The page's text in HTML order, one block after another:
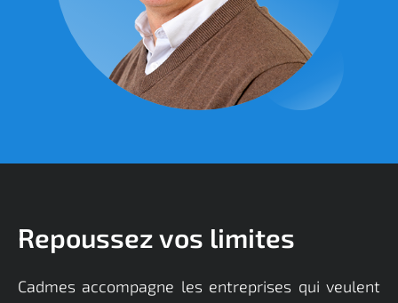
Repoussez vos limites
Cadmes accompagne les entreprises qui veulent